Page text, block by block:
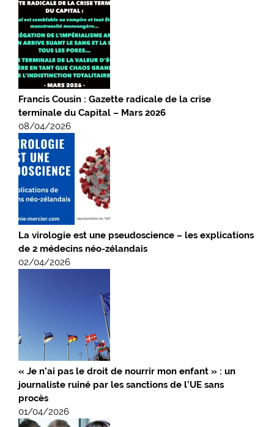
Francis Cousin : Gazette radicale de la crise
terminale du Capital – Mars 2026
08/04/2026
La virologie est une pseudoscience – les explications
de 2 médecins néo-zélandais
02/04/2026
« Je n’ai pas le droit de nourrir mon enfant » : un
journaliste ruiné par les sanctions de l’UE sans
procès
01/04/2026